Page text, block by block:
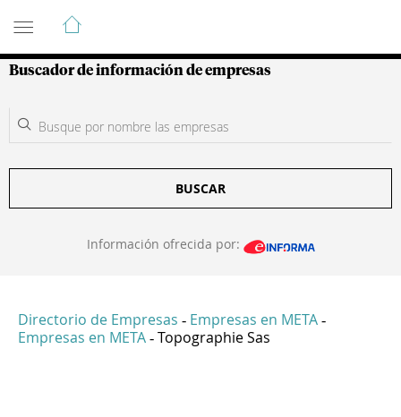
Guía de Empresas Colombianas
Buscador de información de empresas
BUSCAR
Información ofrecida por:
Directorio de Empresas - Empresas en META -
Empresas en META - Topographie Sas